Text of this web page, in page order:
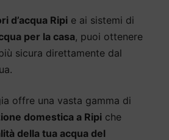
d’acqua Ripi e ai sistemi di
per la casa, puoi ottenere
sicura direttamente dal
offre una vasta gamma di
domestica a Ripi che
della tua acqua del